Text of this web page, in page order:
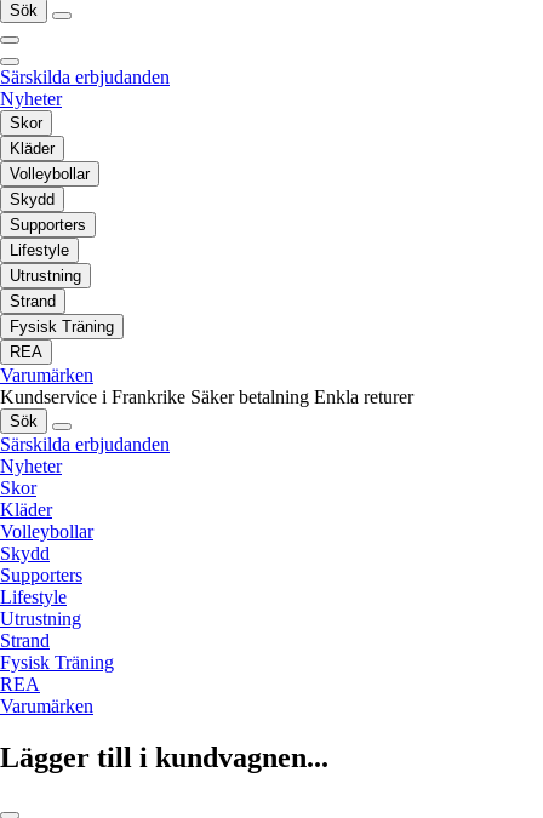
Sök
Särskilda erbjudanden
Nyheter
Skor
Kläder
Volleybollar
Skydd
Supporters
Lifestyle
Utrustning
Strand
Fysisk Träning
REA
Varumärken
Kundservice i Frankrike Säker betalning Enkla returer
Sök
Särskilda erbjudanden
Nyheter
Skor
Kläder
Volleybollar
Skydd
Supporters
Lifestyle
Utrustning
Strand
Fysisk Träning
REA
Varumärken
Lägger till i kundvagnen...